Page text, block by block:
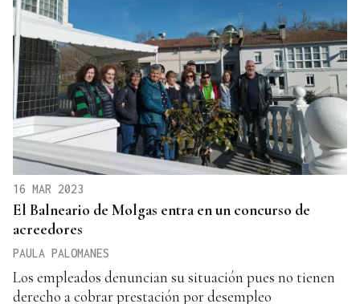
16 MAR 2023
El Balneario de Molgas entra en un concurso de
acreedores
PAULA PALOMANES
Los empleados denuncian su situación pues no tienen
derecho a cobrar prestación por desempleo